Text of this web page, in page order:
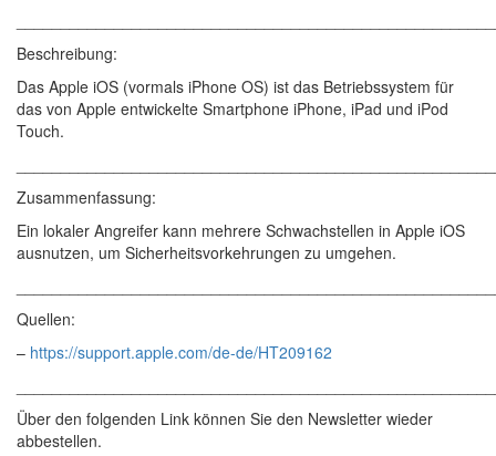
Beschreibung:
Das Apple iOS (vormals iPhone OS) ist das Betriebssystem für
das von Apple entwickelte Smartphone iPhone, iPad und iPod
Touch.
Zusammenfassung:
Ein lokaler Angreifer kann mehrere Schwachstellen in Apple iOS
ausnutzen, um Sicherheitsvorkehrungen zu umgehen.
Quellen:
– https://support.apple.com/de-de/HT209162
Über den folgenden Link können Sie den Newsletter wieder
abbestellen.